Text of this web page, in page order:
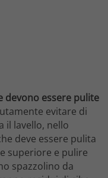
devono essere pulite
evitare di
il lavello, nello
deve essere pulita
superiore e pulire
spazzolino da